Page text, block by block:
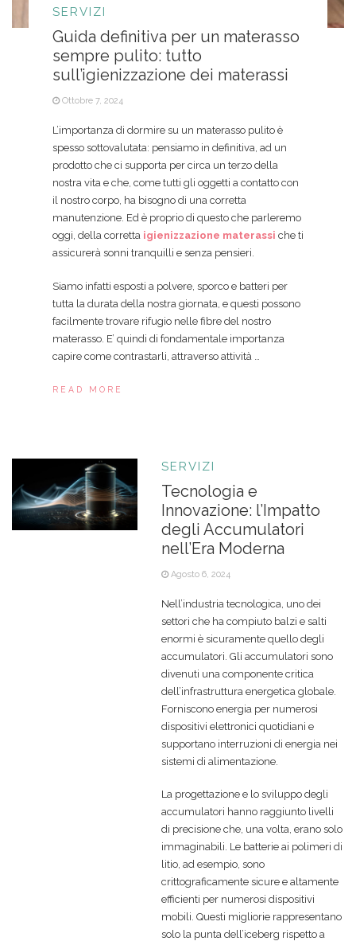
SERVIZI
Guida definitiva per un materasso
sempre pulito: tutto
sull’igienizzazione dei materassi
Ottobre 7, 2024
L’importanza di dormire su un materasso pulito è
spesso sottovalutata: pensiamo in definitiva, ad un
prodotto che ci supporta per circa un terzo della
nostra vita e che, come tutti gli oggetti a contatto con
il nostro corpo, ha bisogno di una corretta
manutenzione. Ed è proprio di questo che parleremo
oggi, della corretta igienizzazione materassi che ti
assicurerà sonni tranquilli e senza pensieri.
Siamo infatti esposti a polvere, sporco e batteri per
tutta la durata della nostra giornata, e questi possono
facilmente trovare rifugio nelle fibre del nostro
materasso. E’ quindi di fondamentale importanza
capire come contrastarli, attraverso attività …
READ MORE
SERVIZI
Tecnologia e
Innovazione: l’Impatto
degli Accumulatori
nell’Era Moderna
Agosto 6, 2024
Nell’industria tecnologica, uno dei
settori che ha compiuto balzi e salti
enormi è sicuramente quello degli
accumulatori. Gli accumulatori sono
divenuti una componente critica
dell’infrastruttura energetica globale.
Forniscono energia per numerosi
dispositivi elettronici quotidiani e
supportano interruzioni di energia nei
sistemi di alimentazione.
La progettazione e lo sviluppo degli
accumulatori hanno raggiunto livelli
di precisione che, una volta, erano solo
immaginabili. Le batterie ai polimeri di
litio, ad esempio, sono
crittograficamente sicure e altamente
efficienti per numerosi dispositivi
mobili. Questi migliorie rappresentano
solo la punta dell’iceberg rispetto a